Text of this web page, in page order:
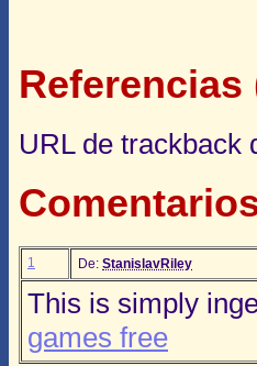
Referencias
URL de trackback
1 De: StanislavRiley
This is simply
games free